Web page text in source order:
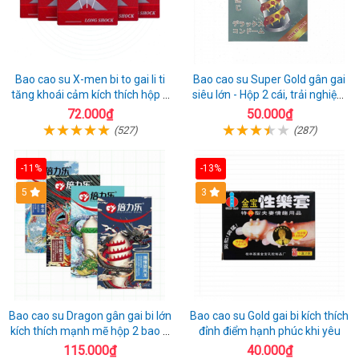
Bao cao su X-men bi to gai li ti
tăng khoái cảm kích thích hộp 1
cái
72.000₫
(527)
Bao cao su Super Gold gân gai
siêu lớn - Hộp 2 cái, trải nghiệm
mới lạ
50.000₫
(287)
-11%
Hot
5
Bao cao su Dragon gân gai bi lớn
kích thích mạnh mẽ hộp 2 bao +
1 riêng
115.000₫
-13%
3
Bao cao su Gold gai bi kích thích
đỉnh điểm hạnh phúc khi yêu
40.000₫